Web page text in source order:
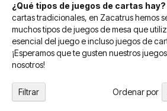
¿Qué tipos de juegos de cartas hay?
cartas tradicionales, en Zacatrus hemos
muchos tipos de juegos de mesa que
esencial del juego e incluso juegos de
¡Esperamos que te gusten nuestros
nosotros!
Ordenar por
Filtrar